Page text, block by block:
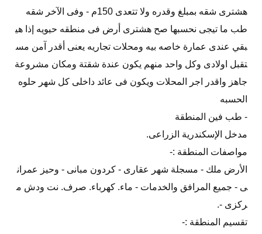
هشترى شقه بمبلغ وقدره ولا تتعدى 150م - وفى الآخر شقه
طب ما تيجى نحسبها صح هشترى أرض فى منطقه حيويه إذا هي
بقي عندى عمارة خاصه بيه ومحلات تجاريه يعنى أقدر آمن مس
تقبل اولادى وكل واحد منهم يكون عندة شقتة ومكان مشروعة
جاهز واقدر اجر المحلات ويكون فى عائد داخلى كل شهر حلوه
الحسبه
- طب فين المنطقة
مدخل الإسكندرية الزراعى.
مواصفات المنطقة :-
الأرض ملك - مسجلة شهر عقارى - كردون مبانى - وحيز عمران
ى - جميع المرافق والخدمات - ماء. كهرباء. صرف. نت ودش م
ركزى -.
تقسيم المنطقة :-